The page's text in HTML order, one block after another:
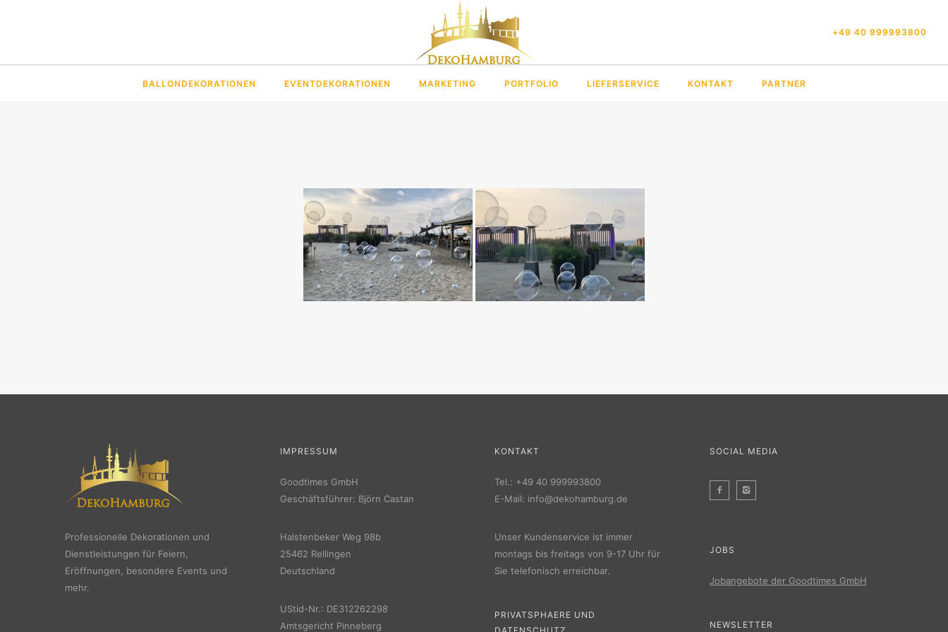
+49 40 999993800
BALLONDEKORATIONEN EVENTDEKORATIONEN MARKETING PORTFOLIO LIEFERSERVICE KONTAKT PARTNER
Professionelle Dekorationen und
Dienstleistungen für Feiern,
Eröffnungen, besondere Events und
mehr.
IMPRESSUM
Goodtimes GmbH
Geschäftsführer: Björn Castan
Halstenbeker Weg 98b
25462 Rellingen
Deutschland
UStid-Nr.: DE312262298
Amtsgericht Pinneberg
KONTAKT
Tel.: +49 40 999993800
E-Mail: info@dekohamburg.de
Unser Kundenservice ist immer
montags bis freitags von 9-17 Uhr für
Sie telefonisch erreichbar.
PRIVATSPHAERE UND
SOCIAL MEDIA
JOBS
Jobangebote der Goodtimes GmbH
NEWSLETTER